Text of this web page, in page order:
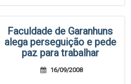
Faculdade de Garanhuns
alega perseguição e pede
paz para trabalhar
16/09/2008